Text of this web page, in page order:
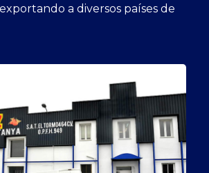
a diversos países de